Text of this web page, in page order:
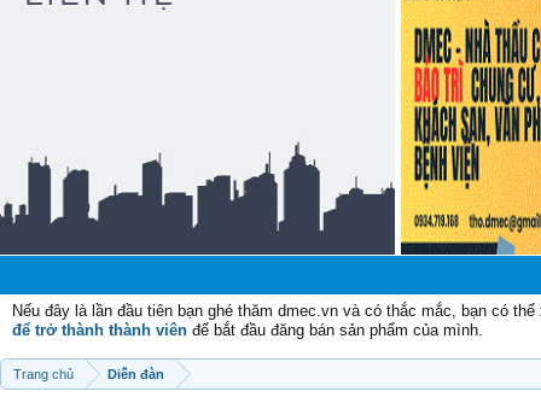
Nếu đây là lần đầu tiên bạn ghé thăm dmec.vn và có thắc mắc, bạn có
để trở thành thành viên để bắt đầu đăng bán sản phẩm của mình.
Trang chủ Diễn đàn